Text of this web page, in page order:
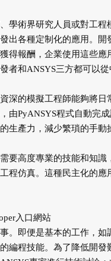
學術界研究人員或對工
出各種定制化的應用。
得報酬，企業使用這些
者和ANSYS三方都可以從
深的模擬工程師能夠將
由PyANSYS程式自動完
生產力，減少繁瑣的手動
要高度專業的技能和知
程仿真。這種民主化的
入口網站
。即便是基本的工作，
編程技能。為了降低開